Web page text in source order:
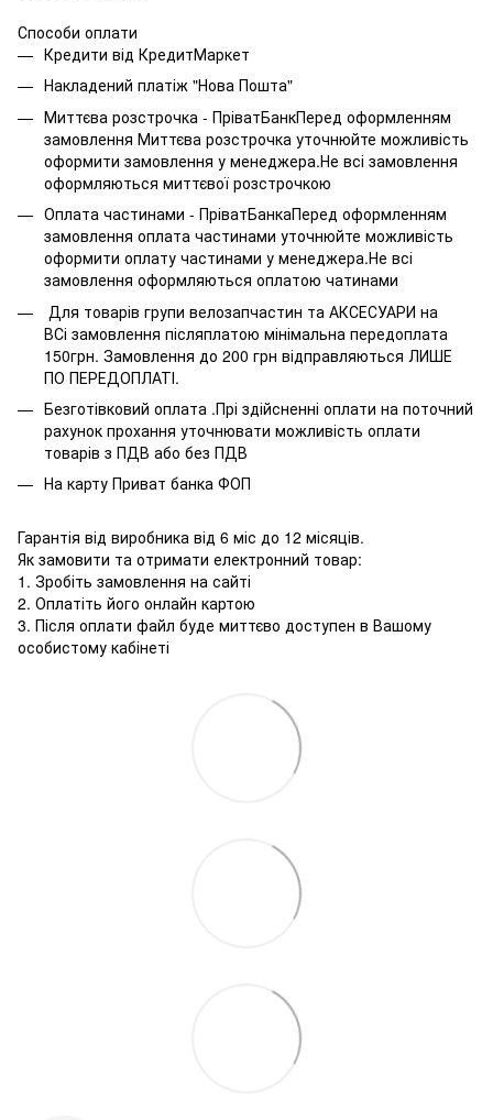
Способи оплати
Кредити від КредитМаркет
Накладений платіж "Нова Пошта"
Миттєва розстрочка - ПріватБанкПеред оформленням
замовлення Миттєва розстрочка уточнюйте можливість
оформити замовлення у менеджера.Не всі замовлення
оформляються миттєвої розстрочкою
Оплата частинами - ПріватБанкаПеред оформленням
замовлення оплата частинами уточнюйте можливість
оформити оплату частинами у менеджера.Не всі
замовлення оформляються оплатою чатинами
Для товарів групи велозапчастин та АКСЕСУАРИ на
ВСі замовлення післяплатою мінімальна передоплата
150грн. Замовлення до 200 грн відправляються ЛИШЕ
ПО ПЕРЕДОПЛАТІ.
Безготівковий оплата .Прі здійсненні оплати на поточний
рахунок прохання уточнювати можливість оплати
товарів з ПДВ або без ПДВ
На карту Приват банка ФОП
Гарантія від виробника від 6 міс до 12 місяців.
Як замовити та отримати електронний товар:
1. Зробіть замовлення на сайті
2. Оплатіть його онлайн картою
3. Після оплати файл буде миттєво доступен в Вашому
особистому кабінеті